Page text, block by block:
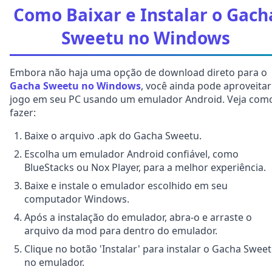
Como Baixar e Instalar o
Sweetu no Windows
Embora não haja uma opção de download direto para o
Gacha Sweetu no Windows, você ainda pode
jogo em seu PC usando um emulador Android. Veja
fazer:
Baixe o arquivo .apk do Gacha Sweetu.
Escolha um emulador Android confiável, como
BlueStacks ou Nox Player, para a melhor experiência.
Baixe e instale o emulador escolhido em seu
computador Windows.
Após a instalação do emulador, abra-o e arraste o
arquivo da mod para dentro do emulador.
Clique no botão 'Instalar' para instalar o Gacha
no emulador.